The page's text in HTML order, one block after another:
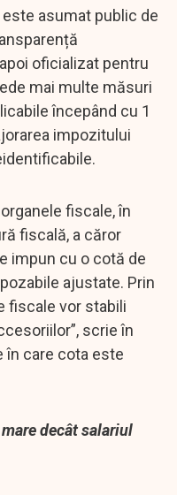
este asumat public de
oficializat pentru
mai multe măsuri
începând cu 1
impozitului
fiscale, în
fiscală, a căror
impun cu o cotă de
ajustate. Prin
fiscale vor stabili
scrie în
în care cota este
decât salariul